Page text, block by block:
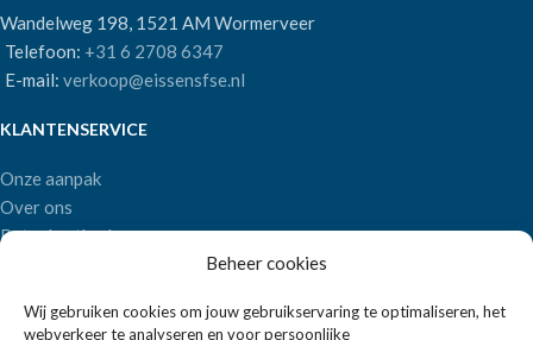
Beheer cookies
Wij gebruiken cookies om jouw gebruikservaring te optimaliseren, het
webverkeer te analyseren en voor persoonlijke
Wandelweg 198, 1521 AM Wormerveer
Telefoon: +31 6 2708 6347
E-mail: verkoop@eissensfse.nl
KLANTENSERVICE
Onze aanpak
Over ons
Betaalmethoden